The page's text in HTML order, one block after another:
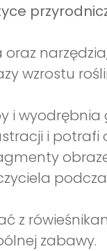
wzrostu
i wyodrębnia
i potrafi
z
zabawy.